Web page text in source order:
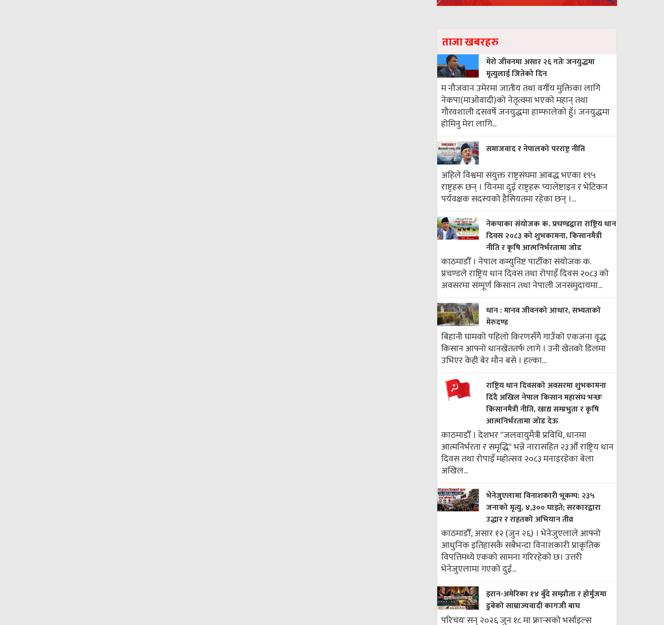
ताजा खबरहरु
मेरो जीवनमा असार २६ गतेः जनयुद्धमा
मृत्युलाई जितेको दिन
म नौजवान उमेरमा जातीय तथा वर्गीय मुक्तिका लागि
नेकपा(माओवादी)को नेतृत्वमा भएको महान् तथा
गौरवशाली दसवर्षे जनयुद्धमा हाम्फालेको हुँ। जनयुद्धमा
होमिनु मेरा लागि...
समाजवाद र नेपालको परराष्ट्र नीति
अहिले विश्वमा संयुक्त राष्ट्रसंघमा आबद्ध भएका १९५
राष्ट्रहरू छन् । यिनमा दुई राष्ट्रहरू प्यालेष्टाइन र भेटिकन
पर्यवक्षक सदस्यको हैसियतमा रहेका छन् ।...
नेकपाका संयोजक क. प्रचण्डद्वारा राष्ट्रिय धान
दिवस २०८३ को शुभकामना, किसानमैत्री
नीति र कृषि आत्मनिर्भरतामा जोड
काठमाडौँ । नेपाल कम्युनिष्ट पार्टीका संयोजक क.
प्रचण्डले राष्ट्रिय धान दिवस तथा रोपाइँ दिवस २०८३ को
अवसरमा सम्पूर्ण किसान तथा नेपाली जनसमुदायमा...
धान : मानव जीवनको आधार, सभ्यताको
मेरुदण्ड
बिहानी घामको पहिलो किरणसँगै गाउँको एकजना वृद्ध
किसान आफ्नो धानखेततर्फ लागे । उनी खेतको डिलमा
उभिएर केही बेर मौन बसे । हल्का...
राष्ट्रिय धान दिवसको अवसरमा शुभकामना
दिँदै अखिल नेपाल किसान महासंघ भन्छः
किसानमैत्री नीति, खाद्य सम्प्रभुता र कृषि
आत्मनिर्भरतामा जोड देऊ
काठमाडौँ । देशभर "जलवायुमैत्री प्रविधि, धानमा
आत्मनिर्भरता र समृद्धि" भन्ने नारासहित २३औँ राष्ट्रिय धान
दिवस तथा रोपाइँ महोत्सव २०८३ मनाइरहेका बेला
अखिल...
भेनेजुएलामा विनाशकारी भूकम्प: २३५
जनाको मृत्यु, ४,३०० घाइते; सरकारद्वारा
उद्धार र राहतको अभियान तीव्र
काठमाडौँ, असार १२ (जुन २६) । भेनेजुएलाले आफ्नो
आधुनिक इतिहासकै सबैभन्दा विनाशकारी प्राकृतिक
विपत्तिमध्ये एकको सामना गरिरहेको छ। उत्तरी
भेनेजुएलामा गएको दुई...
इरान-अमेरिका १४ बुँदे सम्झौता र होर्मुजमा
डुबेको साम्राज्यवादी कागजी बाघ
परिचयः सन् २०२६ जुन १८ मा फ्रान्सको भर्साइल्स